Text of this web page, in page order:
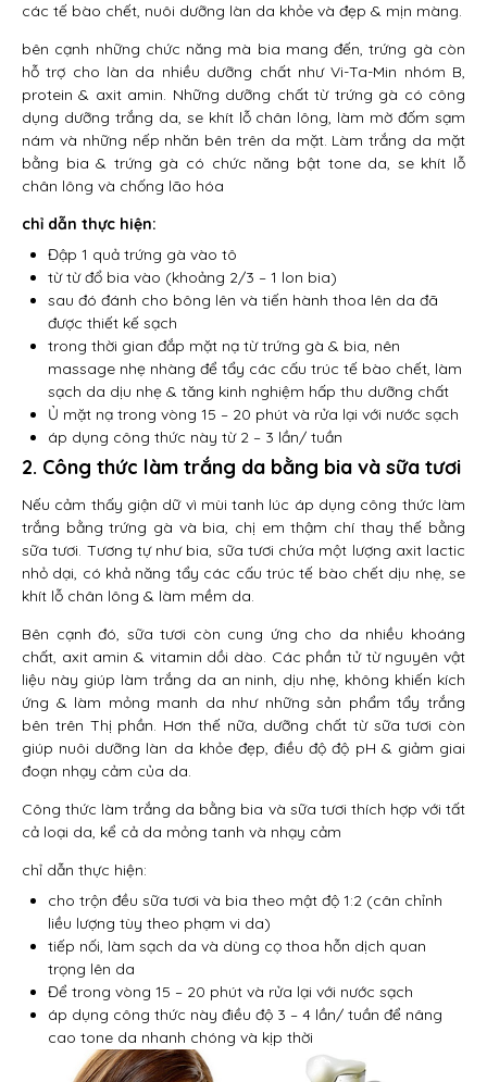
các tế bào chết, nuôi dưỡng làn da khỏe và đẹp & mịn màng.
bên cạnh những chức năng mà bia mang đến, trứng gà còn
hỗ trợ cho làn da nhiều dưỡng chất như Vi-Ta-Min nhóm B,
protein & axit amin. Những dưỡng chất từ trứng gà có công
dụng dưỡng trắng da, se khít lỗ chân lông, làm mờ đốm sạm
nám và những nếp nhăn bên trên da mặt. Làm trắng da mặt
bằng bia & trứng gà có chức năng bật tone da, se khít lỗ
chân lông và chống lão hóa
chỉ dẫn thực hiện:
Đập 1 quả trứng gà vào tô
từ từ đổ bia vào (khoảng 2/3 – 1 lon bia)
sau đó đánh cho bông lên và tiến hành thoa lên da đã
được thiết kế sạch
trong thời gian đắp mặt nạ từ trứng gà & bia, nên
massage nhẹ nhàng để tẩy các cấu trúc tế bào chết, làm
sạch da dịu nhẹ & tăng kinh nghiệm hấp thu dưỡng chất
Ủ mặt nạ trong vòng 15 – 20 phút và rửa lại với nước sạch
áp dụng công thức này từ 2 – 3 lần/ tuần
2. Công thức làm trắng da bằng bia và sữa tươi
Nếu cảm thấy giận dữ vì mùi tanh lúc áp dụng công thức làm
trắng bằng trứng gà và bia, chị em thậm chí thay thế bằng
sữa tươi. Tương tự như bia, sữa tươi chứa một lượng axit lactic
nhỏ dại, có khả năng tẩy các cấu trúc tế bào chết dịu nhẹ, se
khít lỗ chân lông & làm mềm da.
Bên cạnh đó, sữa tươi còn cung ứng cho da nhiều khoáng
chất, axit amin & vitamin dồi dào. Các phần tử từ nguyên vật
liệu này giúp làm trắng da an ninh, dịu nhẹ, không khiến kích
ứng & làm mỏng manh da như những sản phẩm tẩy trắng
bên trên Thị phần. Hơn thế nữa, dưỡng chất từ sữa tươi còn
giúp nuôi dưỡng làn da khỏe đẹp, điều độ độ pH & giảm giai
đoạn nhạy cảm của da.
Công thức làm trắng da bằng bia và sữa tươi thích hợp với tất
cả loại da, kể cả da mỏng tanh và nhạy cảm
chỉ dẫn thực hiện:
cho trộn đều sữa tươi và bia theo mật độ 1:2 (cân chỉnh
liều lượng tùy theo phạm vi da)
tiếp nối, làm sạch da và dùng cọ thoa hỗn dịch quan
trọng lên da
Để trong vòng 15 – 20 phút và rửa lại với nước sạch
áp dụng công thức này điều độ 3 – 4 lần/ tuần để nâng
cao tone da nhanh chóng và kịp thời